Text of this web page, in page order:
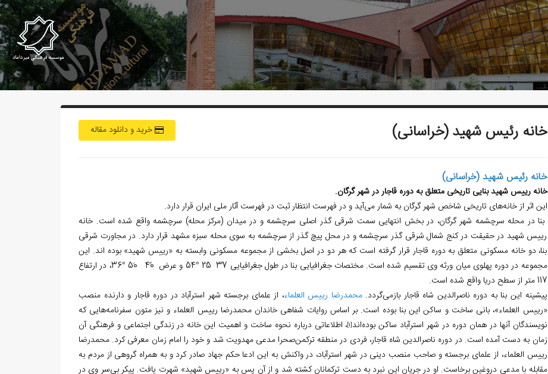
خرید و دانلود مقاله خانه رئیس شهید (خراسانی)
خانه رئیس شهید (خراسانی)
خانه رییس شهید بنایی تاریخی متعلق به دوره قاجار در شهر گرگان.
این اثر از خانه‌های تاریخی شاخص شهر گرگان به شمار می‌آید و در فهرست انتظار ثبت در فهرست آثار ملی ایران قرار دارد.
بنا در محله سرچشمه شهر گرگان، در بخش انتهایی سمت شرقی گذر اصلی سرچشمه و در میدان (مرکز محله) سرچشمه واقع شده است. خانه
رییس شهید در حقیقت در کنج شمال شرقی گذر سرچشمه و در محل پیچ گذر از سرچشمه به سوی محله سبزه مشهد قرار دارد. در مجاورت شرقی
بنا، دو خانه مسکونی متعلق به دوره قاجار قرار گرفته است که هر دو در اصل بخشی از مجموعه مسکونی وابسته به «رییس شهید» بوده اند. این
مجموعه در دوره پهلوی میان ورثه وی تقسیم شده است. مختصات جغرافیایی بنا در طول جغرافیایی 37ً 25َ °54 و عرض 40ً 50َ °36، در ارتفاع
117 متر از سطح دریا واقع شده است.
پیشینه این بنا به دوره ناصرالدین شاه قاجار بازمی‌گردد.محمدرضا رییس العلماء، از علمای برجسته شهر استرآباد در دوره قاجار و دارنده منصب
«رییس العلماء»، بانی ساخت و ساکن این بنا بوده است. بر اساس روایات شفاهی خاندان محمدرضا رییس العلماء و نیز متون سفرنامه‌هایی که
نویسندگان آنها در همان دوره در شهر استرآباد ساکن بوده‌اند[1] ، اطلاعاتی درباره نحوه ساخت و اهمیت این خانه در زندگی اجتماعی و فرهنگی آن
زمان به دست آمده است. در دوره ناصرالدین شاه قاجار، فردی در منطقه ترکمن‌صحرا مدعی مهدویت شد و خود را امام زمان معرفی کرد. محمدرضا
رییس العلماء، از علمای برجسته و صاحب منصب دینی در شهر استرآباد، در واکنش به این ادعا حکم جهاد صادر کرد و به همراه گروهی از مردم به
مقابله با مدعی دروغین برخاست. او در جریان این نبرد به دست ترکمانان کشته شد و از آن پس به «رییس شهید» شهرت یافت. پیکر بی‌سر وی در